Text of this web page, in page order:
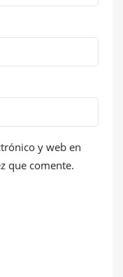
y web en
que comente.